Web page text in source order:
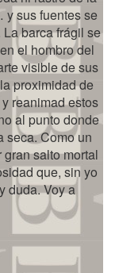
sus fuentes se
barca frágil se
el hombro del
visible de sus
proximidad de
reanimad estos
al punto donde
seca. Como un
salto mortal
que, sin yo
duda. Voy a